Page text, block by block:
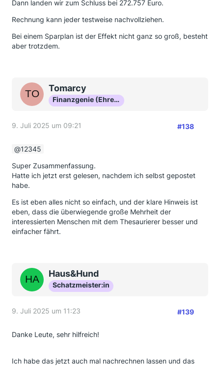
Dann landen wir zum Schluss bei 272.757 Euro.
Rechnung kann jeder testweise nachvollziehen.
Bei einem Sparplan ist der Effekt nicht ganz so groß, besteht
aber trotzdem.
Tomarcy
Finanzgenie (Ehrenmitglied)
9. Juli 2025 um 09:21 #138
12345
Super Zusammenfassung.
Hatte ich jetzt erst gelesen, nachdem ich selbst gepostet
habe.
Es ist eben alles nicht so einfach, und der klare Hinweis ist
eben, dass die überwiegende große Mehrheit der
interessierten Menschen mit dem Thesaurierer besser und
einfacher fährt.
Haus&Hund
Schatzmeister:in
9. Juli 2025 um 11:23 #139
Danke Leute, sehr hilfreich!
Ich habe das jetzt auch mal nachrechnen lassen und das